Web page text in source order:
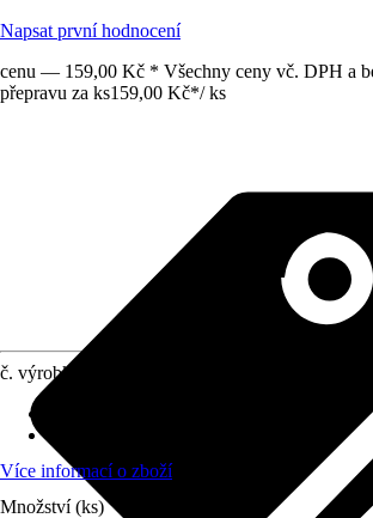
Napsat první hodnocení
cenu — 159,00 Kč * Všechny ceny vč. DPH a
přepravu za ks159,00 Kč*/ ks
č. výrobku
Více informací o zboží
Množství (ks)